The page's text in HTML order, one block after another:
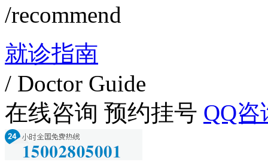
/recommend
就诊指南
/ Doctor Guide
在线咨询 预约挂号 QQ咨